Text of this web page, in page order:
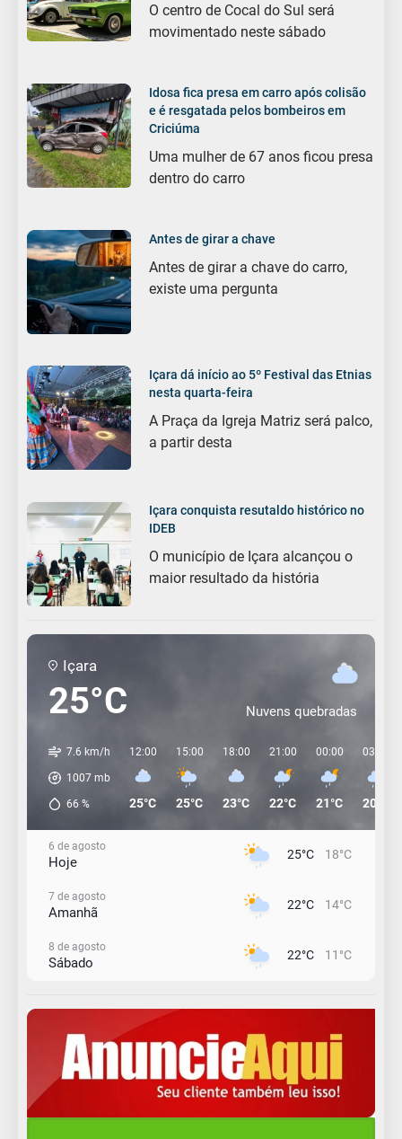
O centro de Cocal do Sul será
movimentado neste sábado
Idosa fica presa em carro após colisão
e é resgatada pelos bombeiros em
Criciúma
Uma mulher de 67 anos ficou presa
dentro do carro
Antes de girar a chave
Antes de girar a chave do carro,
existe uma pergunta
Içara dá início ao 5º Festival das Etnias
nesta quarta-feira
A Praça da Igreja Matriz será palco,
a partir desta
Içara conquista resutaldo histórico no
IDEB
O município de Içara alcançou o
maior resultado da história
Içara
25°C Nuvens quebradas
7.6 km/h
1007 mb
66 %
12:00
25°C
15:00
25°C
18:00
23°C
21:00
22°C
00:00
21°C
03:00
20°C
6 de agosto
Hoje 25°C 18°C
7 de agosto
Amanhã 22°C 14°C
8 de agosto
Sábado 22°C 11°C
Domingo 16°C 12°C
10 de agosto
Segunda-Feira
Terça-Feira